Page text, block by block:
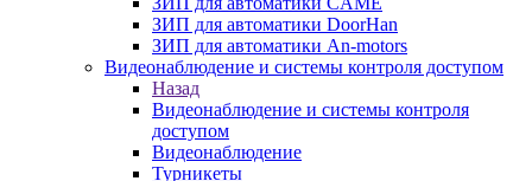
ЗИП для автоматики DoorHan
ЗИП для автоматики An-motors
Видеонаблюдение и системы контроля доступом
Назад
Видеонаблюдение и системы контроля
доступом
Видеонаблюдение
Турникеты